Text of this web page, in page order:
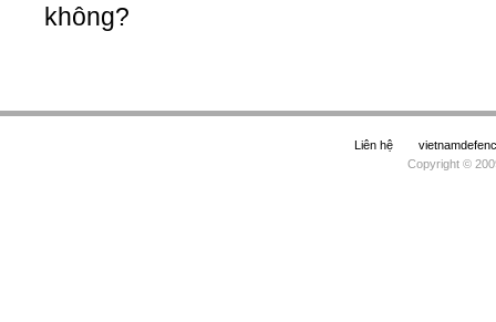
không?
Liên hệ
Copyright ©